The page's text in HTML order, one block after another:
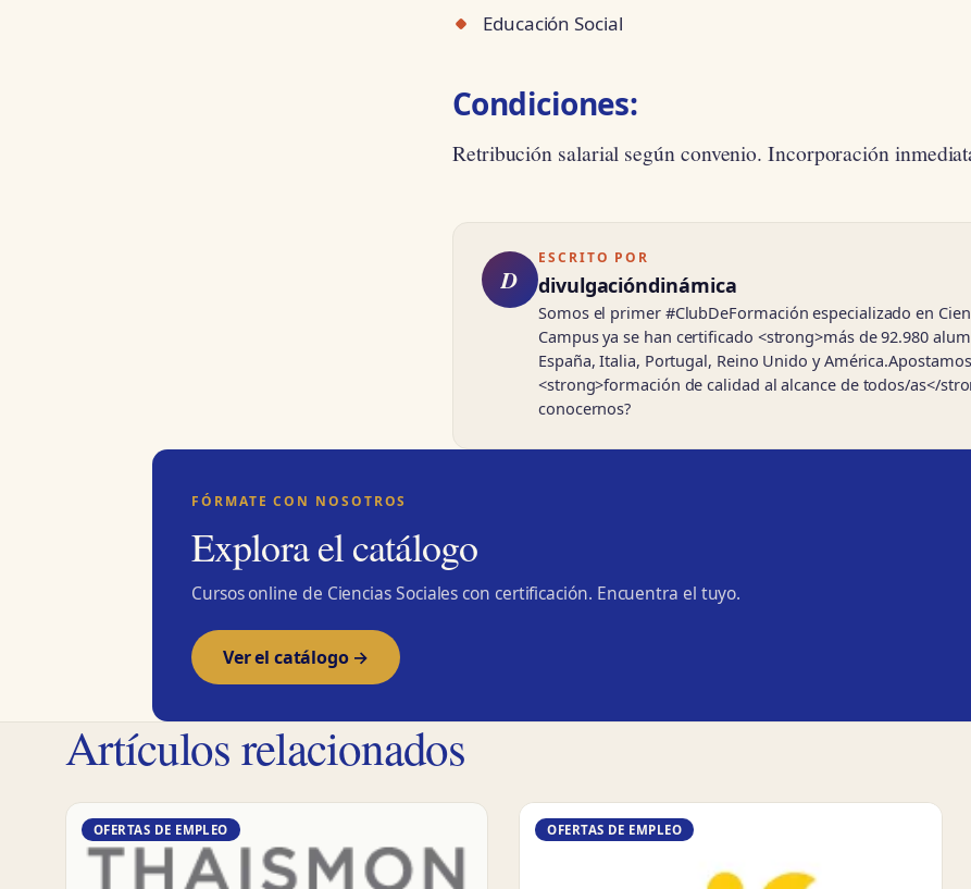
Educación Social
Condiciones:
Retribución salarial según convenio. Incorporación
D
ESCRITO POR
divulgacióndinámica
Somos el primer #ClubDeFormación especializado en
Campus ya se han certificado <strong>más de 92.980
España, Italia, Portugal, Reino Unido y
<strong>formación de calidad al alcance de todos/as</
conocernos?
FÓRMATE CON NOSOTROS
Explora el catálogo
Cursos online de Ciencias Sociales con certificación. Encuentra el tuyo.
Ver el catálogo →
Artículos relacionados
OFERTAS DE EMPLEO OFERTAS DE EMPLEO